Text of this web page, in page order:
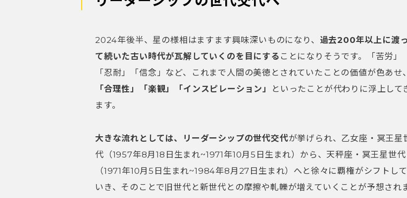
2024年後半、星の様相はますます興味深いものになり、 過去200年以上に渡っ
て続いた古い時代が瓦解していくのを目にする ことになりそうです。「苦労」
「忍耐」「信念」など、これまで人間の美徳とされていたことの価値が色あせ、
「合理性」「楽観」「インスピレーション」
といったことが代わりに浮上して
ます。
大きな流れとしては、リーダーシップの世代交代が挙げられ、乙女座・冥王星
代（1957年8月18日生まれ~1971年10月5日生まれ）から、天秤座・冥王星世代
（1971年10月5日生まれ~1984年8月27日生まれ）へと徐々に覇権がシフトして
いき、そのことで旧世代と新世代との摩擦や軋轢が増えていくことが予想され